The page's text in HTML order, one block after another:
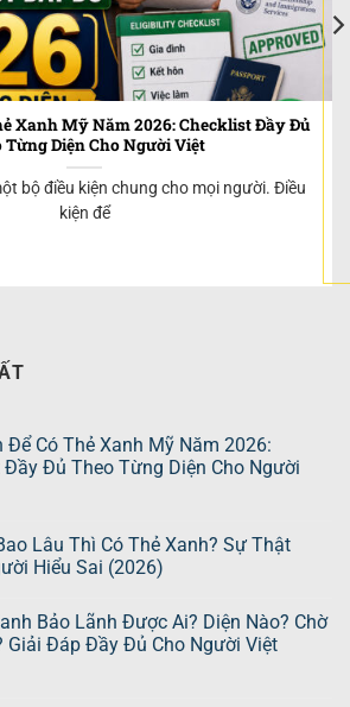
Xanh Mỹ Năm 2026: Checklist Đầy Đủ
Từng Diện Cho Người Việt
bộ điều kiện chung cho mọi người. Điều
kiện để
Để Có Thẻ Xanh Mỹ Năm 2026:
Đầy Đủ Theo Từng Diện Cho Người
Lâu Thì Có Thẻ Xanh? Sự Thật
Hiểu Sai (2026)
Bảo Lãnh Được Ai? Diện Nào? Chờ
Giải Đáp Đầy Đủ Cho Người Việt